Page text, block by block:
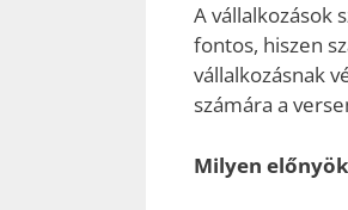
A vállalkozások
fontos, hiszen
vállalkozásnak
számára a
Milyen